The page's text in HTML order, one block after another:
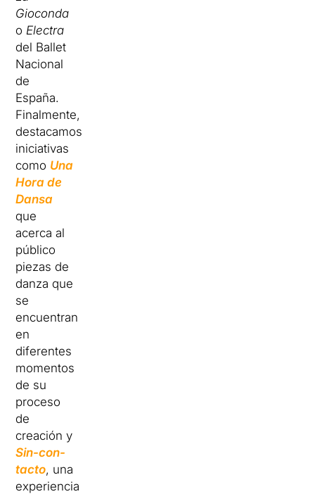
Gioconda
o Electra
del Ballet
Nacional
de
España.
Finalmente,
destacamos
iniciativas
como Una
Hora de
Dansa
que
acerca al
público
piezas de
danza que
se
encuentran
en
diferentes
momentos
de su
proceso
de
creación y
Sin-con-
tacto, una
experiencia